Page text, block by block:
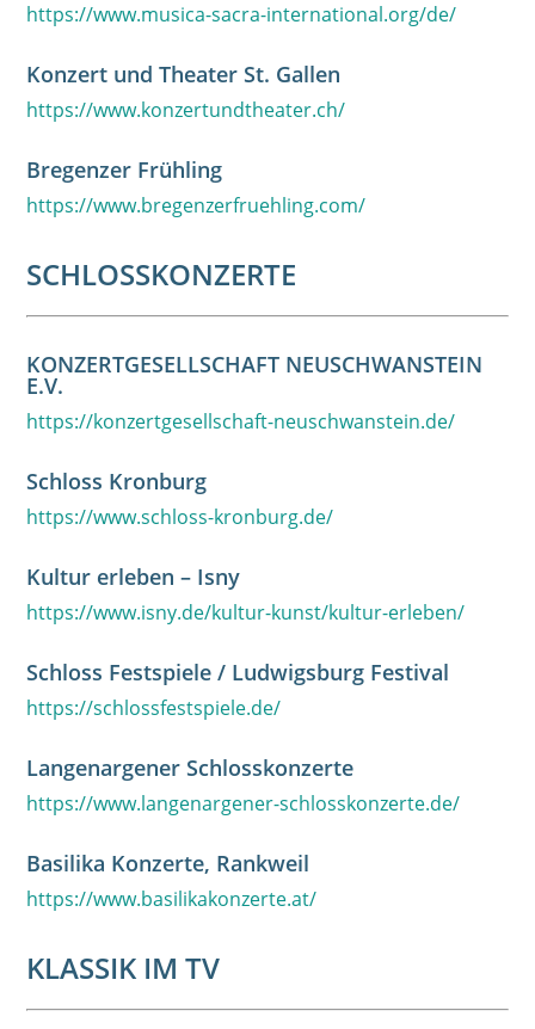
https://www.musica-sacra-international.org/de/
Konzert und Theater St. Gallen
https://www.konzertundtheater.ch/
Bregenzer Frühling
https://www.bregenzerfruehling.com/
SCHLOSSKONZERTE
KONZERTGESELLSCHAFT NEUSCHWANSTEIN
E.V.
https://konzertgesellschaft-neuschwanstein.de/
Schloss Kronburg
https://www.schloss-kronburg.de/
Kultur erleben – Isny
https://www.isny.de/kultur-kunst/kultur-erleben/
Schloss Festspiele / Ludwigsburg Festival
https://schlossfestspiele.de/
Langenargener Schlosskonzerte
https://www.langenargener-schlosskonzerte.de/
Basilika Konzerte, Rankweil
https://www.basilikakonzerte.at/
KLASSIK IM TV